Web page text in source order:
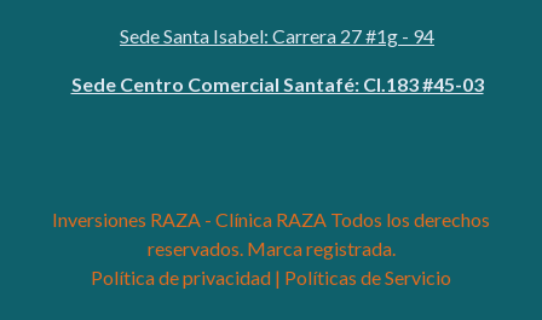
Sede Santa Isabel: Carrera 27 #1g - 94
Sede Centro Comercial Santafé: Cl.183 #45-03
Inversiones RAZA - Clínica RAZA Todos los derechos
reservados. Marca registrada.
Política de privacidad | Políticas de Servicio